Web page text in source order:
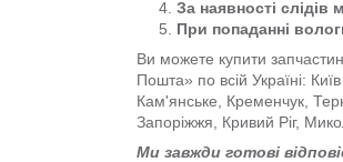
За наявності
При попаданні
Ви можете купити
Пошта» по всій Україні:
Кам'янське, Кременчук,
Запоріжжя, Кривий Ріг,
Ми завжди готові